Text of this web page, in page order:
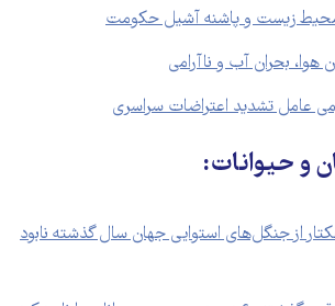
هوا، بحران آب و ناآرامی
عامل تشدید اعتراضات سراسری
و حیوانات:
از جنگل‌های استوایی جهان سال گذشته نابود